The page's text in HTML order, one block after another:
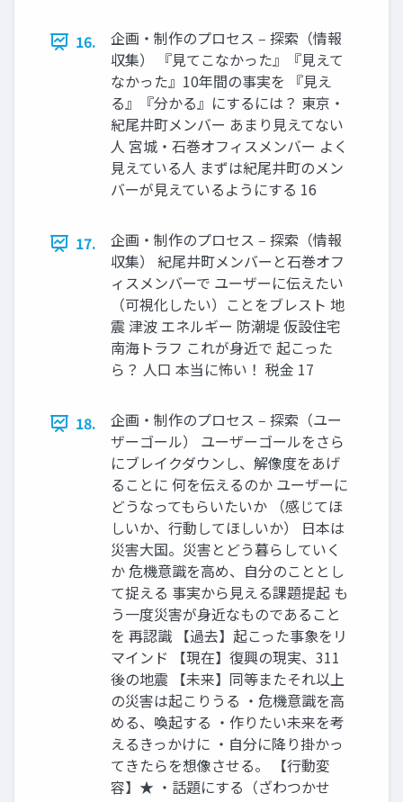
16.
企画・制作のプロセス ‒ 探索（情報
収集） 『⾒てこなかった』『⾒えて
なかった』10年間の事実を 『⾒え
る』『分かる』にするには？ 東京・
紀尾井町メンバー あまり⾒えてない
⼈ 宮城・⽯巻オフィスメンバー よく
⾒えている⼈ まずは紀尾井町のメン
バーが⾒えているようにする 16
17.
企画・制作のプロセス ‒ 探索（情報
収集） 紀尾井町メンバーと⽯巻オフ
ィスメンバーで ユーザーに伝えたい
（可視化したい）ことをブレスト 地
震 津波 エネルギー 防潮堤 仮設住宅
南海トラフ これが⾝近で 起こった
ら？ ⼈⼝ 本当に怖い！ 税⾦ 17
18.
企画・制作のプロセス ‒ 探索（ユー
ザーゴール） ユーザーゴールをさら
にブレイクダウンし、解像度をあげ
ることに 何を伝えるのか ユーザーに
どうなってもらいたいか （感じてほ
しいか、⾏動してほしいか） ⽇本は
災害⼤国。災害とどう暮らしていく
か 危機意識を⾼め、⾃分のこととし
て捉える 事実から⾒える課題提起 も
う⼀度災害が⾝近なものであること
を 再認識 【過去】起こった事象をリ
マインド 【現在】復興の現実、311
後の地震 【未来】同等またそれ以上
の災害は起こりうる ・危機意識を⾼
める、喚起する ・作りたい未来を考
えるきっかけに ・⾃分に降り掛かっ
てきたらを想像させる。 【⾏動変
容】★ ・話題にする（ざわつかせ